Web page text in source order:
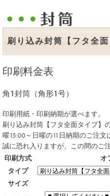
刷り込み封筒【フタ全面
印刷料金表
角1封筒（角形1号）
印刷用紙・印刷納期が選べます。
刷り込み封筒【フタ全面タイプ】
曜15:00～日曜の11日納期のご注文
誠に恐れ入りますが、この間のご
印刷方式
オ
タイプ
サイズ